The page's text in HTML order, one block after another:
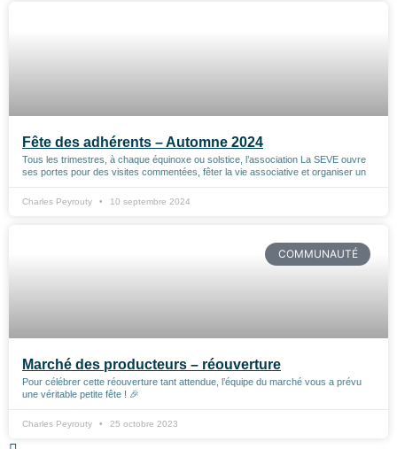
Fête des adhérents – Automne 2024
Tous les trimestres, à chaque équinoxe ou solstice, l’association La SEVE ouvre
ses portes pour des visites commentées, fêter la vie associative et organiser un
Charles Peyrouty 10 septembre 2024
COMMUNAUTÉ
Marché des producteurs – réouverture
Pour célébrer cette réouverture tant attendue, l’équipe du marché vous a prévu
une véritable petite fête ! 🎉
Charles Peyrouty 25 octobre 2023